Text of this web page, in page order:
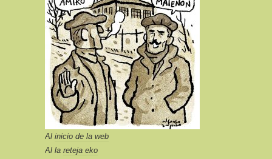
Al inicio de la web
Al la reteja eko